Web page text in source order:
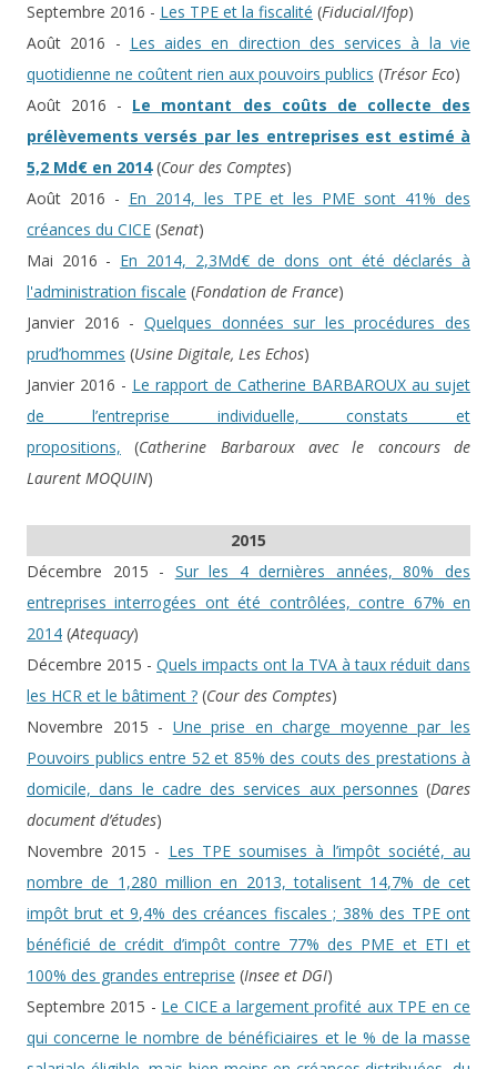
Septembre 2016 - Les TPE et la fiscalité (Fiducial/Ifop)
Août 2016 - Les aides en direction des services à la vie
quotidienne ne coûtent rien aux pouvoirs publics (Trésor Eco)
Août 2016 - Le montant des coûts de collecte des
prélèvements versés par les entreprises est estimé à
5,2 Md€ en 2014(Cour des Comptes)
Août 2016 - En 2014, les TPE et les PME sont 41% des
créances du CICE (Senat)
Mai 2016 - En 2014, 2,3Md€ de dons ont été déclarés à
l'administration fiscale (Fondation de France)
Janvier 2016 - Quelques données sur les procédures des
prud’hommes (Usine Digitale, Les Echos)
Janvier 2016 - Le rapport de Catherine BARBAROUX au sujet
de l’entreprise individuelle, constats et
propositions, (Catherine Barbaroux avec le concours de
Laurent MOQUIN)
2015
Décembre 2015 - Sur les 4 dernières années, 80% des
entreprises interrogées ont été contrôlées, contre 67% en
2014 (Atequacy)
Décembre 2015 - Quels impacts ont la TVA à taux réduit dans
les HCR et le bâtiment ? (Cour des Comptes)
Novembre 2015 - Une prise en charge moyenne par les
Pouvoirs publics entre 52 et 85% des couts des prestations à
domicile, dans le cadre des services aux personnes (Dares
document d’études)
Novembre 2015 - Les TPE soumises à l’impôt société, au
nombre de 1,280 million en 2013, totalisent 14,7% de cet
impôt brut et 9,4% des créances fiscales ; 38% des TPE ont
bénéficié de crédit d’impôt contre 77% des PME et ETI et
100% des grandes entreprise (Insee et DGI)
Septembre 2015 - Le CICE a largement profité aux TPE en ce
qui concerne le nombre de bénéficiaires et le % de la masse